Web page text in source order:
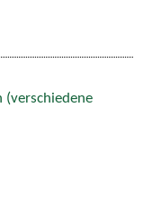
(verschiedene